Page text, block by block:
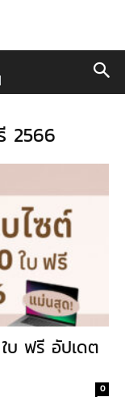
2566
บ ฟรี อัปเดต
0